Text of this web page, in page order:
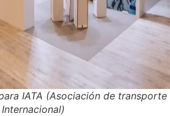
IATA (Asociación de transporte
Internacional)